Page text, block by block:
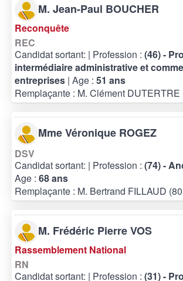
M. Jean-Paul BOUCHER
Reconquête
REC
Candidat sortant: | Profession : (46) -
intermédiaire administrative et
entreprises | Age : 51 ans
Remplaçante : M. Clément DUTERTRE
Mme Véronique ROGEZ
DSV
Candidat sortant: | Profession : (74) -
Age : 68 ans
Remplaçante : M. Bertrand FILLAUD
M. Frédéric Pierre VOS
Rassemblement National
RN
Candidat sortant: | Profession : (31) -